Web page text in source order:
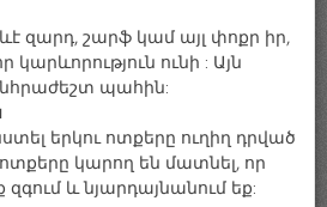
զարդ, շարֆ կամ այլ փոքր իր,
կարևորություն ունի : Այն
պահին:
երկու ոտքերը ուղիղ դրված
կարող են մատնել, որ
զգում և նյարդայնանում եք: